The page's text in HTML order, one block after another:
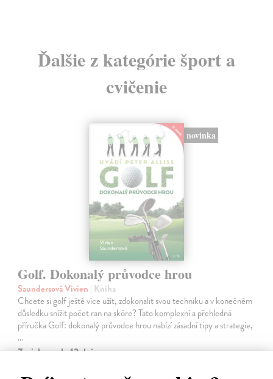
Ďalšie z kategórie šport a
cvičenie
novinka
Golf. Dokonalý průvodce hrou
Saundersová Vivien | Kniha
Chcete si golf ještě více užít, zdokonalit svou techniku a v konečném
důsledku snížit počet ran na skóre? Tato komplexní a přehledná
příručka Golf: dokonalý průvodce hrou nabízí zásadní tipy a strategie,
…
Zasielame do 12 dní
16,83 €